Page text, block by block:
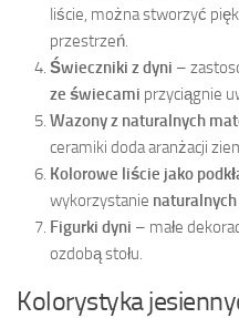
liście, można stworzyć
przestrzeń.
Świeczniki z dyni –
ze świecami przyciągnie
Wazony z naturalnych
ceramiki doda aranżacji
Kolorowe liście jako
wykorzystanie
Figurki dyni – małe
ozdobą stołu.
Kolorystyka